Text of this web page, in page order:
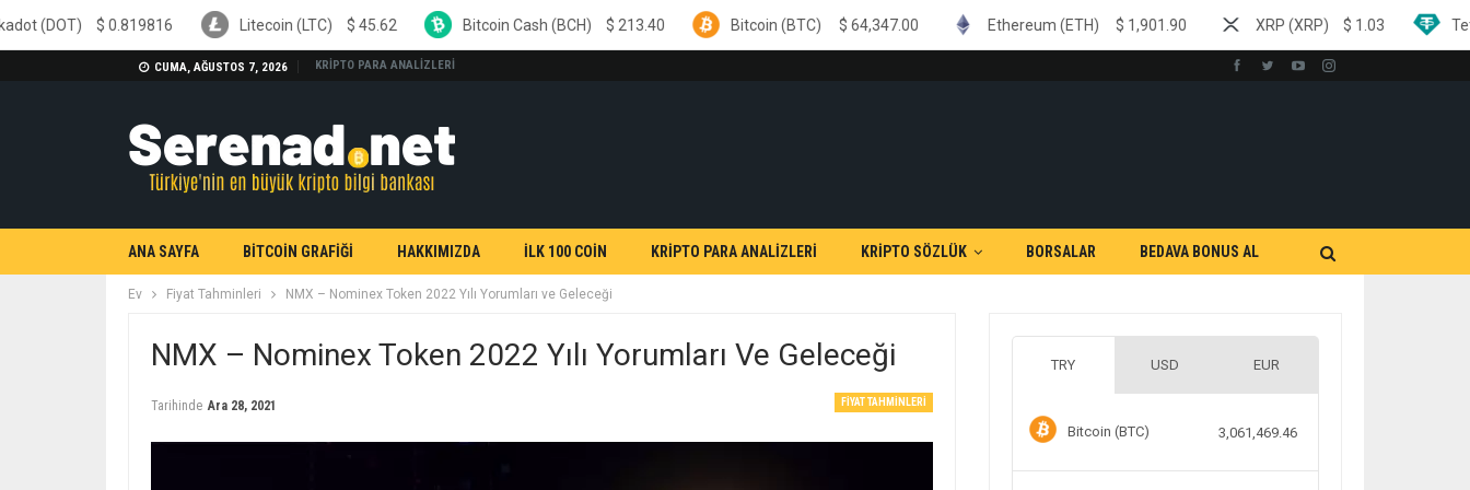
CUMA, AĞUSTOS 7, 2026 KRİPTO PARA ANALİZLERİ
ANA SAYFA BİTCOİN GRAFİĞİ HAKKIMIZDA İLK 100 COİN KRİPTO PARA ANALİZLERİ KRİPTO SÖZLÜK BORSALAR BEDAVA BONUS AL
Ev Fiyat Tahminleri NMX – Nominex Token 2022 Yılı Yorumları ve Geleceği
NMX – Nominex Token 2022 Yılı Yorumları Ve Geleceği
FIYAT TAHMINLERI
Tarihinde Ara 28, 2021
TRY USD EUR
Bitcoin (BTC) 3,061,469.46
$0.819816 Litecoin (LTC) $45.62 Bitcoin Cash (BCH) $ 213.40 Bitcoin (BTC) $64,347.00 Ethereum (ETH) $1,901.90 XRP (XRP) $1.03 Tether (USDT)